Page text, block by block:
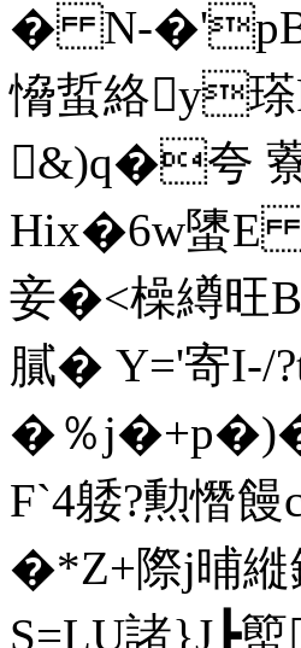
� N-�'pB
愶蜇絡y瑹
&)q�夸
Hix�6w螴E
妾�<橾繜旺
膩� Y='寄I-/?t
�％
F`4躷?勲憯
�*Z+際j晡縰
S=LU諸}J┣